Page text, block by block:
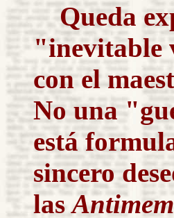
Queda
"inevitable
con el
No una
está
sincero
las